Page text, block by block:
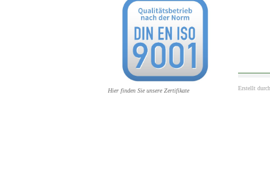
Hier finden Sie unsere Zertifikate Erstellt durch